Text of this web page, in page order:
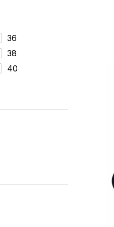
36
38
40